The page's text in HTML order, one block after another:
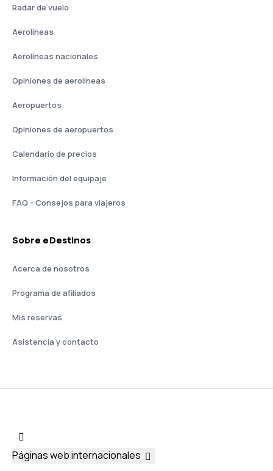
Radar de vuelo
Aerolíneas
Aerolíneas nacionales
Opiniones de aerolíneas
Aeropuertos
Opiniones de aeropuertos
Calendario de precios
Información del equipaje
FAQ - Consejos para viajeros
Sobre eDestinos
Acerca de nosotros
Programa de afiliados
Mis reservas
Asistencia y contacto
Páginas web internacionales